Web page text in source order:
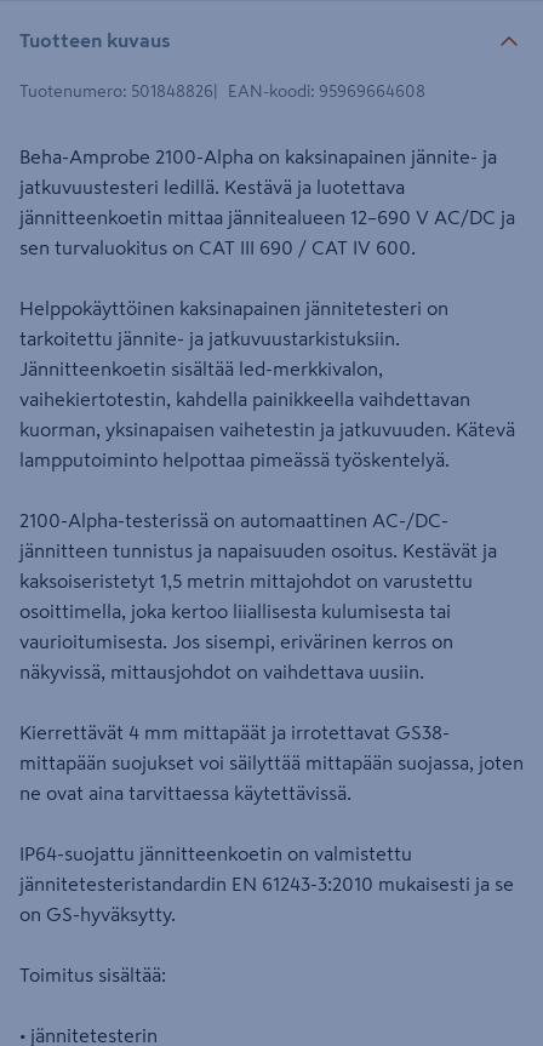
Tuotteen kuvaus
Tuotenumero: 501848826 EAN-koodi: 95969664608
Beha-Amprobe 2100-Alpha on kaksinapainen jännite- ja
jatkuvuustesteri ledillä. Kestävä ja luotettava
jännitteenkoetin mittaa jännitealueen 12–690 V AC/DC ja
sen turvaluokitus on CAT III 690 / CAT IV 600.
Helppokäyttöinen kaksinapainen jännitetesteri on
tarkoitettu jännite- ja jatkuvuustarkistuksiin.
Jännitteenkoetin sisältää led-merkkivalon,
vaihekiertotestin, kahdella painikkeella vaihdettavan
kuorman, yksinapaisen vaihetestin ja jatkuvuuden. Kätevä
lampputoiminto helpottaa pimeässä työskentelyä.
2100-Alpha-testerissä on automaattinen AC-/DC-
jännitteen tunnistus ja napaisuuden osoitus. Kestävät ja
kaksoiseristetyt 1,5 metrin mittajohdot on varustettu
osoittimella, joka kertoo liiallisesta kulumisesta tai
vaurioitumisesta. Jos sisempi, erivärinen kerros on
näkyvissä, mittausjohdot on vaihdettava uusiin.
Kierrettävät 4 mm mittapäät ja irrotettavat GS38-
mittapään suojukset voi säilyttää mittapään suojassa, joten
ne ovat aina tarvittaessa käytettävissä.
IP64-suojattu jännitteenkoetin on valmistettu
jännitetesteristandardin EN 61243-3:2010 mukaisesti ja se
on GS-hyväksytty.
Toimitus sisältää:
• jännitetesterin